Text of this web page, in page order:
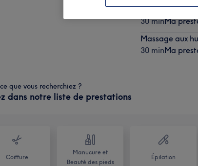
Massage
30 minMa
Massage aux
30 minMa
que vous recherchiez ?
dans notre liste de prestations
Coiffure
Manucure et
Beauté des pieds
Épilation